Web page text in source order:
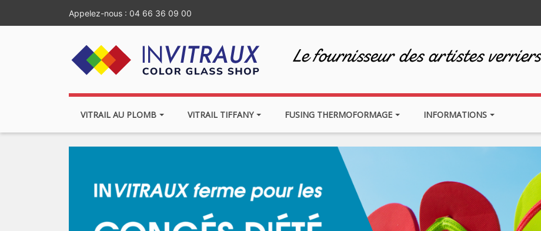
Appelez-nous : 04 66 36 09 00
Le fournisseur des artistes verriers
VITRAIL AU PLOMB VITRAIL TIFFANY FUSING THERMOFORMAGE INFORMATIONS